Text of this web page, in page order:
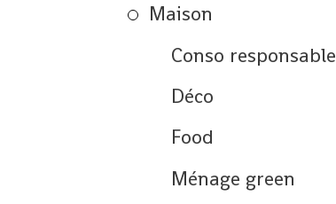
Maison
Conso responsable
Déco
Food
Ménage green